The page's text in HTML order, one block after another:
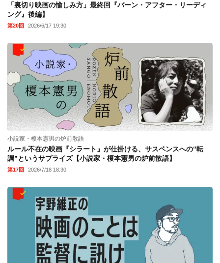
「裏切り映画の愉しみ方」最終回『バーン・アフター・リーディ
ング』後編】
第20回 2026/6/17 19:30
小説家・榎本憲男の炉前散語
ルール不在の映画『シラート』が仕掛ける、サスペンスへの“転
調”というサプライズ【小説家・榎本憲男の炉前散語】
第17回 2026/7/18 18:30